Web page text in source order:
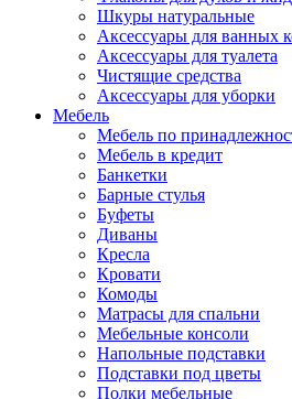
Шкуры натуральные
Аксессуары для ванных
Аксессуары для туалета
Чистящие средства
Аксессуары для уборки
Мебель
Мебель по
Мебель в кредит
Банкетки
Барные стулья
Буфеты
Диваны
Кресла
Кровати
Комоды
Матрасы для спальни
Мебельные консоли
Напольные подставки
Подставки под цветы
Полки мебельные